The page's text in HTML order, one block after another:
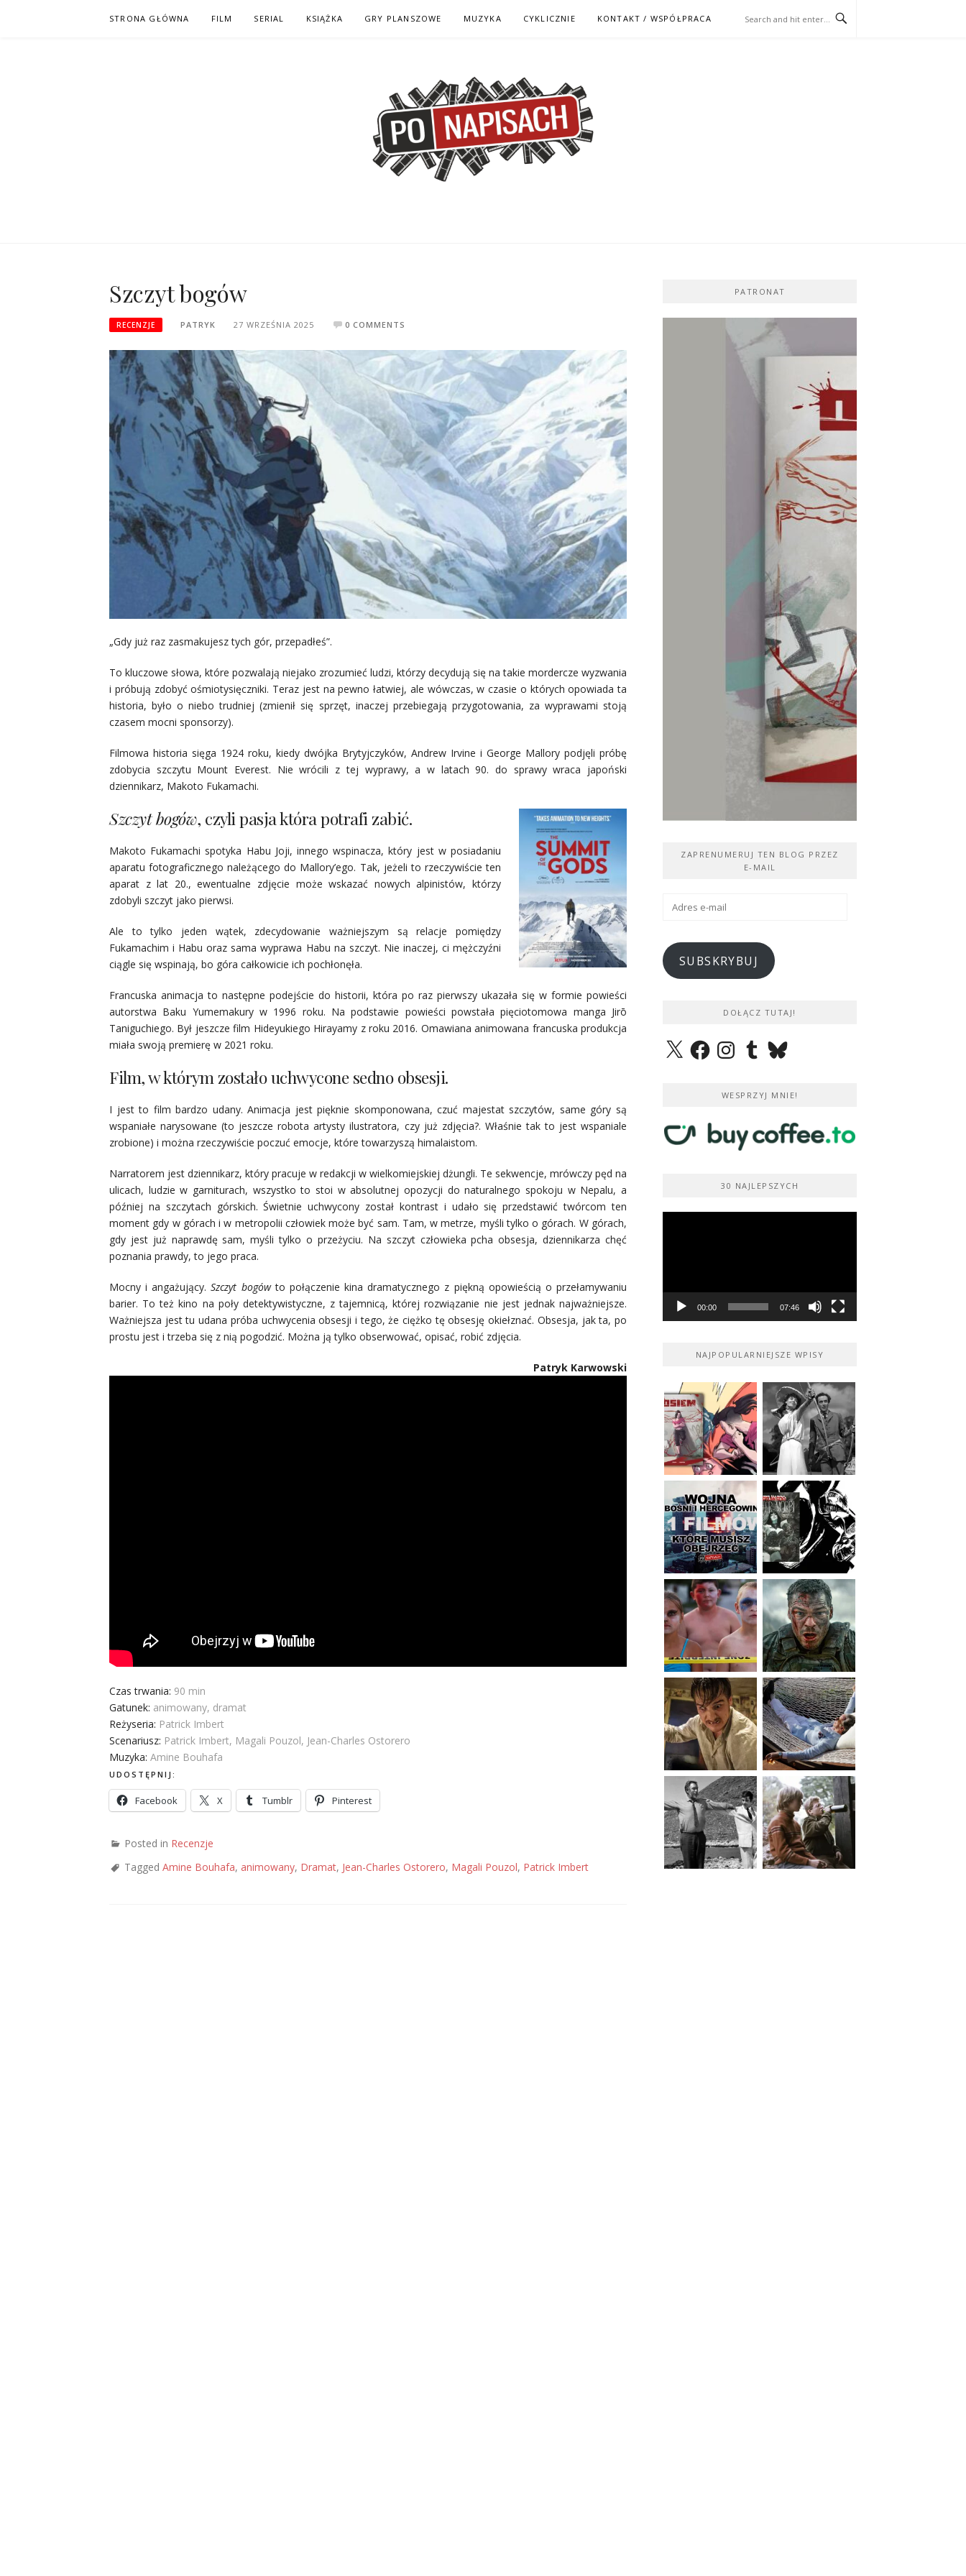
STRONA GŁÓWNA FILM SERIAL KSIĄŻKA GRY PLANSZOWE MUZYKA CYKLICZNIE KONTAKT / WSPÓŁPRACA
Szczyt bogów
RECENZJE PATRYK 27 WRZEŚNIA 2025 0 COMMENTS
„Gdy już raz zasmakujesz tych gór, przepadłeś”.
To kluczowe słowa, które pozwalają niejako zrozumieć ludzi, którzy decydują się na takie mordercze wyzwania
i próbują zdobyć ośmiotysięczniki. Teraz jest na pewno łatwiej, ale wówczas, w czasie o których opowiada ta
historia, było o niebo trudniej (zmienił się sprzęt, inaczej przebiegają przygotowania, za wyprawami stoją
czasem mocni sponsorzy).
Filmowa historia sięga 1924 roku, kiedy dwójka Brytyjczyków, Andrew Irvine i George Mallory podjęli próbę
zdobycia szczytu Mount Everest. Nie wrócili z tej wyprawy, a w latach 90. do sprawy wraca japoński
dziennikarz, Makoto Fukamachi.
Szczyt bogów, czyli pasja która potrafi zabić.
Makoto Fukamachi spotyka Habu Joji, innego wspinacza, który jest w posiadaniu
aparatu fotograficznego należącego do Mallory’ego. Tak, jeżeli to rzeczywiście ten
aparat z lat 20., ewentualne zdjęcie może wskazać nowych alpinistów, którzy
zdobyli szczyt jako pierwsi.
Ale to tylko jeden wątek, zdecydowanie ważniejszym są relacje pomiędzy
Fukamachim i Habu oraz sama wyprawa Habu na szczyt. Nie inaczej, ci mężczyźni
ciągle się wspinają, bo góra całkowicie ich pochłonęła.
Francuska animacja to następne podejście do historii, która po raz pierwszy ukazała się w formie powieści
autorstwa Baku Yumemakury w 1996 roku. Na podstawie powieści powstała pięciotomowa manga Jirō
Taniguchiego. Był jeszcze film Hideyukiego Hirayamy z roku 2016. Omawiana animowana francuska produkcja
miała swoją premierę w 2021 roku.
Film, w którym zostało uchwycone sedno obsesji.
I jest to film bardzo udany. Animacja jest pięknie skomponowana, czuć majestat szczytów, same góry są
wspaniałe narysowane (to jeszcze robota artysty ilustratora, czy już zdjęcia?. Właśnie tak to jest wspaniale
zrobione) i można rzeczywiście poczuć emocje, które towarzyszą himalaistom.
Narratorem jest dziennikarz, który pracuje w redakcji w wielkomiejskiej dżungli. Te sekwencje, mrówczy pęd na
ulicach, ludzie w garniturach, wszystko to stoi w absolutnej opozycji do naturalnego spokoju w Nepalu, a
później na szczytach górskich. Świetnie uchwycony został kontrast i udało się przedstawić twórcom ten
moment gdy w górach i w metropolii człowiek może być sam. Tam, w metrze, myśli tylko o górach. W górach,
gdy jest już naprawdę sam, myśli tylko o przeżyciu. Na szczyt człowieka pcha obsesja, dziennikarza chęć
poznania prawdy, to jego praca.
Mocny i angażujący.Szczyt bogówto połączenie kina dramatycznego z piękną opowieścią o przełamywaniu
barier. To też kino na poły detektywistyczne, z tajemnicą, której rozwiązanie nie jest jednak najważniejsze.
Ważniejsza jest tu udana próba uchwycenia obsesji i tego, że ciężko tę obsesję okiełznać. Obsesja, jak ta, po
prostu jest i trzeba się z nią pogodzić. Można ją tylko obserwować, opisać, robić zdjęcia.
Patryk Karwowski
Czas trwania: 90 min
Gatunek: animowany, dramat
Reżyseria: Patrick Imbert
Scenariusz: Patrick Imbert, Magali Pouzol, Jean-Charles Ostorero
Muzyka: Amine Bouhafa
UDOSTĘPNIJ:
Facebook X Tumblr Pinterest
Posted in Recenzje
Tagged Amine Bouhafa, animowany, Dramat, Jean-Charles Ostorero, Magali Pouzol, Patrick Imbert
PATRONAT
ZAPRENUMERUJ TEN BLOG PRZEZ
E-MAIL
Adres
SUBSKRYBUJ
DOŁĄCZ TUTAJ!
X FacebookInstagramTumblrBluesky
WESPRZYJ MNIE!
30 NAJLEPSZYCH
00:00 07:46
NAJPOPULARNIEJSZE WPISY